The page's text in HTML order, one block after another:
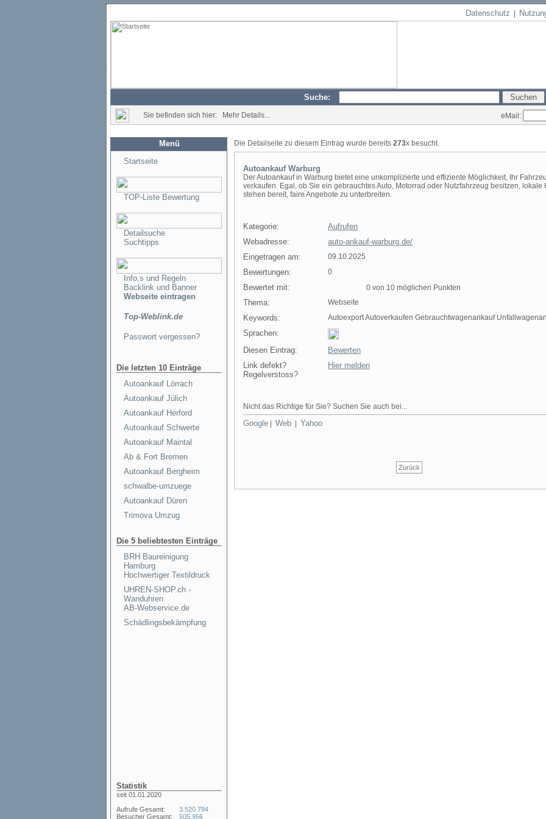
Datenschutz
Suche:
Sie befinden sich hier: Mehr Details... eMail:
Menü
Startseite
TOP-Liste Bewertung
Detailsuche
Suchtipps
Info,s und Regeln
Backlink und Banner
Webseite eintragen
Top-Weblink.de
Passwort vergessen?
Die letzten 10 Einträge
Autoankauf Lörrach
Autoankauf Jülich
Autoankauf Herford
Autoankauf Schwerte
Autoankauf Maintal
Ab & Fort Bremen
Autoankauf Bergheim
schwalbe-umzuege
Autoankauf Düren
Trimova Umzug
Die 5 beliebtesten Einträge
BRH Baureinigung
Hamburg
Hochwertiger Textildruck
UHREN-SHOP.ch -
Wanduhren
AB-Webservice.de
Schädlingsbekämpfung
Statistik
seit 01.01.2020
Aufrufe Gesamt:
Besucher Gesamt:
3.520.794
505.956
Die Detailseite zu diesem Eintrag wurde bereits 273x besucht.
Autoankauf Warburg
Der Autoankauf in Warburg bietet eine unkomplizierte und effiziente Möglichkeit, Ihr
verkaufen. Egal, ob Sie ein gebrauchtes Auto, Motorrad oder Nutzfahrzeug besitzen, lokale
stehen bereit, faire Angebote zu unterbreiten.
Kategorie:
Aufrufen
Webadresse:
auto-ankauf-warburg.de/
Eingetragen am:
09.10.2025
Bewertungen: 0
Bewertet mit: 0 von 10 möglichen Punkten
Thema: Webseite
Keywords: Autoexport Autoverkaufen Gebrauchtwagenankauf
Sprachen:
Diesen Eintrag:
Bewerten
Link defekt?
Regelverstoss?
Hier melden
Nicht das Richtige für Sie? Suchen Sie auch bei...
Google Web Yahoo
Zurück